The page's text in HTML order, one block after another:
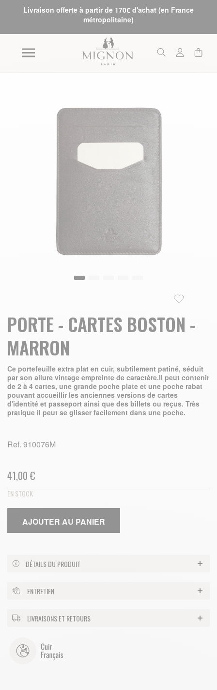
Livraison offerte à partir de 170€ d'achat (en France
métropolitaine)
PORTE - CARTES BOSTON -
MARRON
Ce portefeuille extra plat en cuir, subtilement patiné, séduit
par son allure vintage empreinte de caractère.Il peut contenir
de 2 à 4 cartes, une grande poche plate et une poche rabat
pouvant accueillir les anciennes versions de cartes
d'identité et passeport ainsi que des billets ou reçus. Très
pratique il peut se glisser facilement dans une poche.
Ref. 910076M
41,00 €
EN STOCK
AJOUTER AU PANIER
DÉTAILS DU PRODUIT
ENTRETIEN
LIVRAISONS ET RETOURS